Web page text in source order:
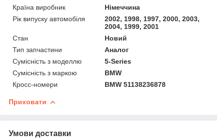
Країна виробник
Німеччина
Рік випуску автомобіля
2002, 1998, 1997, 2000, 2003,
2004, 1999, 2001
Стан
Новий
Тип запчастини
Аналог
Сумісність з моделлю
5-Series
Сумісність з маркою
BMW
Кросс-номери
BMW 51138236878
Приховати
Умови доставки